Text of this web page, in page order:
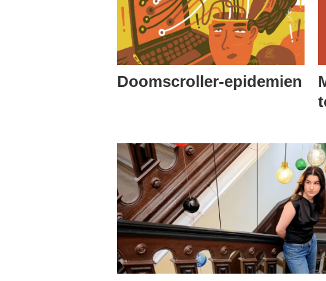
Doomscroller-epidemien